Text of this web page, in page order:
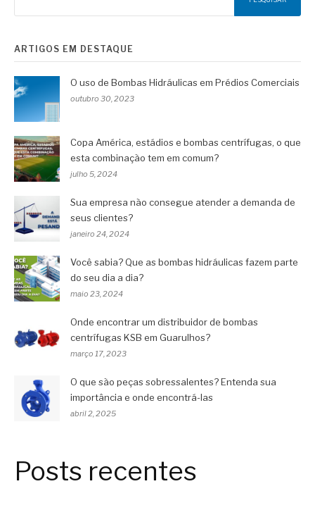
ARTIGOS EM DESTAQUE
O uso de Bombas Hidráulicas em Prédios Comerciais
outubro 30, 2023
Copa América, estádios e bombas centrífugas, o que
esta combinação tem em comum?
julho 5, 2024
Sua empresa não consegue atender a demanda de
seus clientes?
janeiro 24, 2024
Você sabia? Que as bombas hidráulicas fazem parte
do seu dia a dia?
maio 23, 2024
Onde encontrar um distribuidor de bombas
centrífugas KSB em Guarulhos?
março 17, 2023
O que são peças sobressalentes? Entenda sua
importância e onde encontrá-las
abril 2, 2025
Posts recentes